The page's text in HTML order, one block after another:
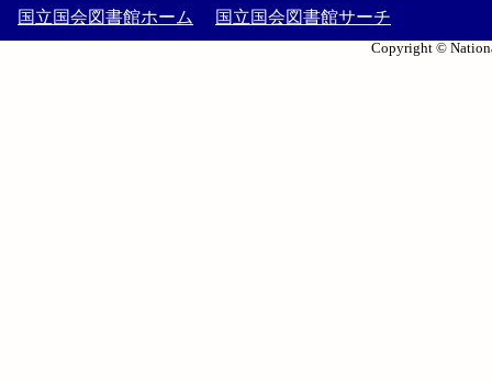
国立国会図書館ホーム 国立国会図書館サーチ
Copyright ©